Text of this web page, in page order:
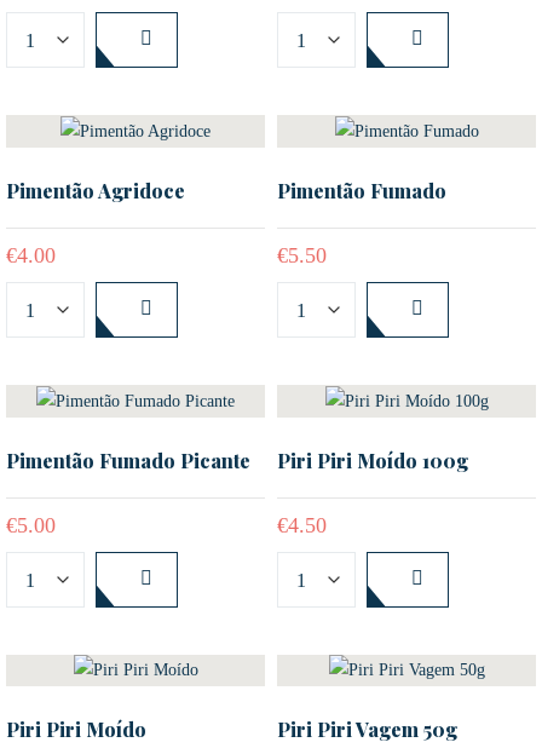
Pimentão Agridoce
€4.00
Pimentão Fumado
€5.50
Pimentão Fumado Picante
€5.00
Piri Piri Moído 100g
€4.50
Piri Piri Moído Piri Piri Vagem 50g